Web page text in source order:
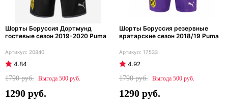
Шорты Боруссия Дортмунд
гостевые сезон 2019-2020 Puma
20840
4.84
1790
500
1290
Шорты Боруссия резервные
вратарские сезон 2018/19 Puma
17533
4.92
1790
500
1290